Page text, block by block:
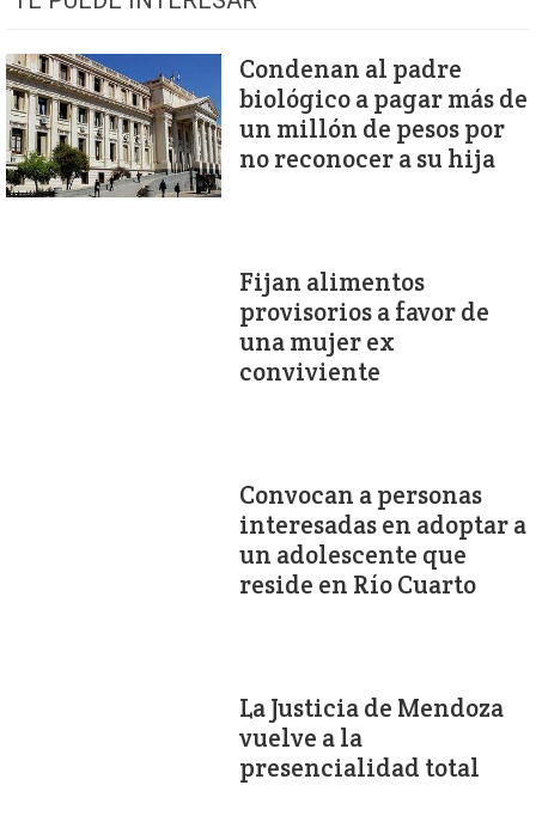
Condenan al padre
biológico a pagar más de
un millón de pesos por
no reconocer a su hija
Fijan alimentos
provisorios a favor de
una mujer ex
conviviente
Convocan a personas
interesadas en adoptar a
un adolescente que
reside en Río Cuarto
La Justicia de Mendoza
vuelve a la
presencialidad total